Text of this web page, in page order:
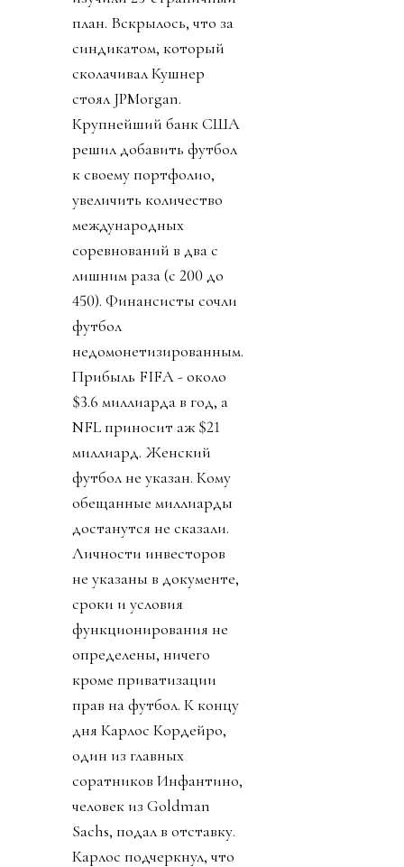
план. Вскрылось, что за
синдикатом, который
сколачивал Кушнер
стоял JPMorgan.
Крупнейший банк США
решил добавить футбол
к своему портфолио,
увеличить количество
международных
соревнований в два с
лишним раза (с 200 до
450). Финансисты сочли
футбол
недомонетизированным.
Прибыль FIFA - около
$3.6 миллиарда в год, а
NFL приносит аж $21
миллиард. Женский
футбол не указан. Кому
обещанные миллиарды
достанутся не сказали.
Личности инвесторов
не указаны в документе,
сроки и условия
функционирования не
определены, ничего
кроме приватизации
прав на футбол. К концу
дня Карлос Кордейро,
один из главных
соратников Инфантино,
человек из Goldman
Sachs, подал в отставку.
Карлос подчеркнул, что